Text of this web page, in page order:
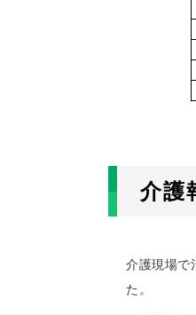
介護
介護現場で
た。